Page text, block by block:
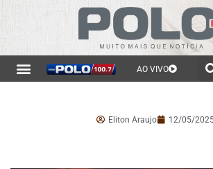
AO VIVO
Eliton Araujo 12/05/